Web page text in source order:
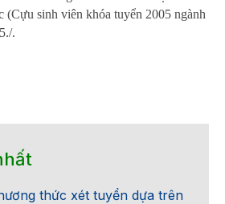
(Cựu sinh viên khóa tuyển 2005 ngành
.
thức xét tuyển dựa trên